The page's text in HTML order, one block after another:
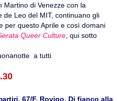
Martino di Venezze con la
de Leo del MIT, continuano gli
per questo Aprile e così domani
Queer Culture, qui sotto
a tutti
67/F, Rovigo. Di fianco alla